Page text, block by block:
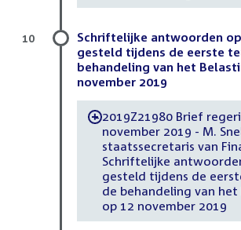
Schriftelijke antwoorden
gesteld tijdens de eerste
behandeling van het
november 2019
-2019Z21980 Brief
november 2019 - M.
staatssecretaris van
Schriftelijke
gesteld tijdens de
de behandeling van het
op 12 november 2019
10